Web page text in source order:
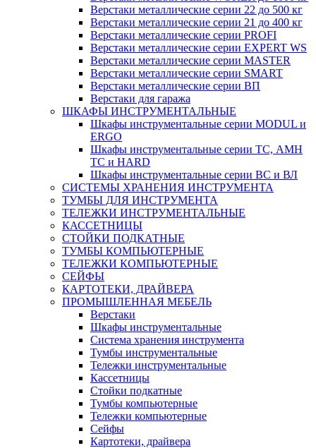
Верстаки металлические серии 22 до 500 кг
Верстаки металлические серии 21 до 400 кг
Верстаки металлические серии PROFI
Верстаки металлические серии EXPERT WS
Верстаки металлические серии MASTER
Верстаки металлические серии SMART
Верстаки металлические серии ВП
Верстаки для гаража
ШКАФЫ ИНСТРУМЕНТАЛЬНЫЕ
Шкафы инструментальные серии MODUL и
ERGO
Шкафы инструментальные серии ТС, АМН
ТС и HARD
Шкафы инструментальные серии ВС и ВЛ
СИСТЕМЫ ХРАНЕНИЯ ИНСТРУМЕНТА
ТУМБЫ ДЛЯ ИНСТРУМЕНТА
ТЕЛЕЖКИ ИНСТРУМЕНТАЛЬНЫЕ
КАССЕТНИЦЫ
СТОЙКИ ПОДКАТНЫЕ
ТУМБЫ КОМПЬЮТЕРНЫЕ
ТЕЛЕЖКИ КОМПЬЮТЕРНЫЕ
СЕЙФЫ
КАРТОТЕКИ, ДРАЙВЕРА
ПРОМЫШЛЕННАЯ МЕБЕЛЬ
Верстаки
Шкафы инструментальные
Система хранения инструмента
Тумбы инструментальные
Тележки инструментальные
Кассетницы
Стойки подкатные
Тумбы компьютерные
Тележки компьютерные
Сейфы
Картотеки, драйвера